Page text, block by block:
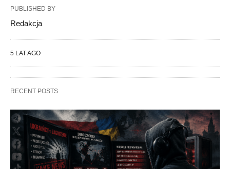
PUBLISHED BY
Redakcja
5 LAT AGO
RECENT POSTS